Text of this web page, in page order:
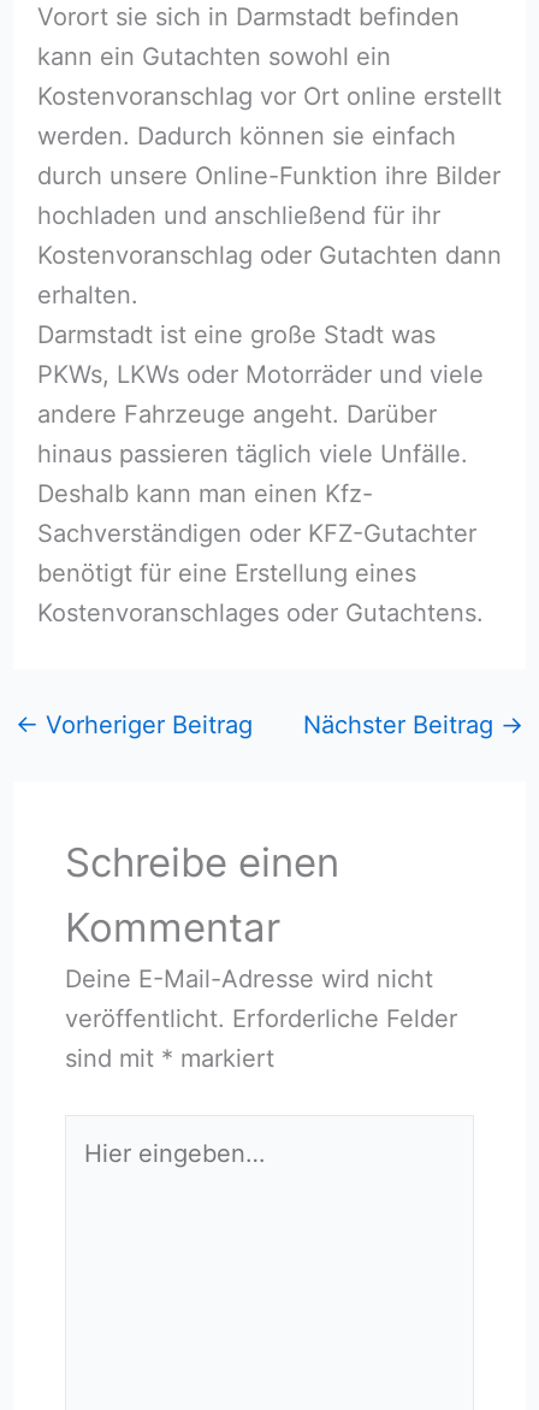
Vorort sie sich in Darmstadt befinden
kann ein Gutachten sowohl ein
Kostenvoranschlag vor Ort online erstellt
werden. Dadurch können sie einfach
durch unsere Online-Funktion ihre Bilder
hochladen und anschließend für ihr
Kostenvoranschlag oder Gutachten dann
erhalten.
Darmstadt ist eine große Stadt was
PKWs, LKWs oder Motorräder und viele
andere Fahrzeuge angeht. Darüber
hinaus passieren täglich viele Unfälle.
Deshalb kann man einen Kfz-
Sachverständigen oder KFZ-Gutachter
benötigt für eine Erstellung eines
Kostenvoranschlages oder Gutachtens.
← Vorheriger Beitrag Nächster Beitrag →
Schreibe einen
Kommentar
Deine E-Mail-Adresse wird nicht
veröffentlicht. Erforderliche Felder
sind mit * markiert
eingeben…